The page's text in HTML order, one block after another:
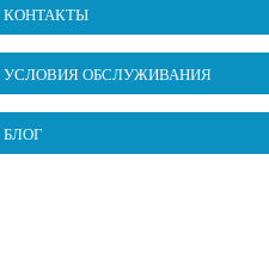
КОНТАКТЫ
УСЛОВИЯ ОБСЛУЖИВАНИЯ
БЛОГ